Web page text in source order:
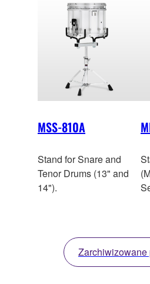
MSS-810A
Stand for Snare and
Tenor Drums (13" and
14").
Zarchiwizowane